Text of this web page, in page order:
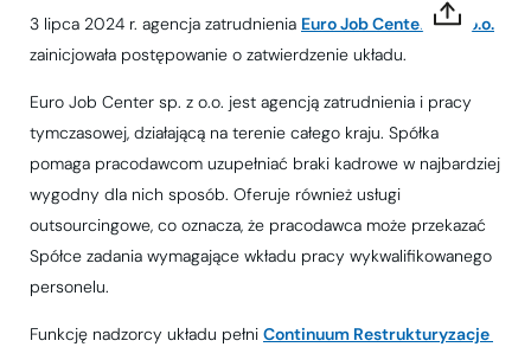
3 lipca 2024 r. agencja zatrudnienia Euro Job Center sp. z o.o.
zainicjowała postępowanie o zatwierdzenie układu.
Euro Job Center sp. z o.o. jest agencją zatrudnienia i pracy
tymczasowej, działającą na terenie całego kraju. Spółka
pomaga pracodawcom uzupełniać braki kadrowe w najbardziej
wygodny dla nich sposób. Oferuje również usługi
outsourcingowe, co oznacza, że pracodawca może przekazać
Spółce zadania wymagające wkładu pracy wykwalifikowanego
personelu.
Funkcję nadzorcy układu pełni Continuum Restrukturyzacje